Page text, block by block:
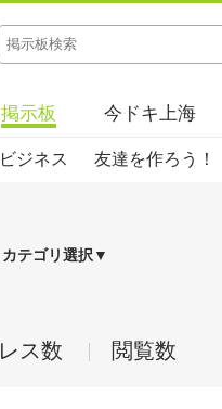
掲示板 今ドキ上海
ビジネス 友達を作ろう！
カテゴリ選択▼
レス数 閲覧数